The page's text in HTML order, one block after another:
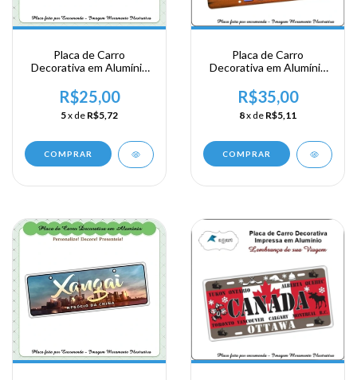
Placa de Carro
Decorativa em Alumínio
Jerusalem
R$25,00
5x de R$5,72
COMPRAR
Placa de Carro
Decorativa em Alumínio
Viagem ao Egíto - Egypt
R$35,00
8x de R$5,11
COMPRAR